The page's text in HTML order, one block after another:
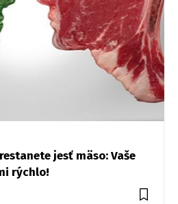
jesť mäso: Vaše
rýchlo!